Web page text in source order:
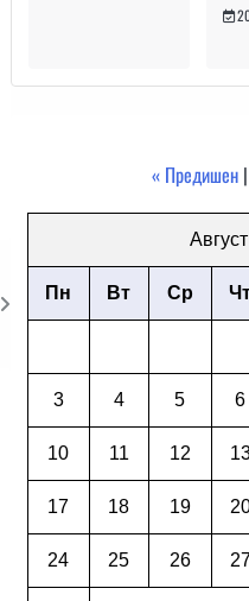
« Предишен
Пн Вт Ср
3 4 5 6
10 11 12
17 18 19
24 25 26 27